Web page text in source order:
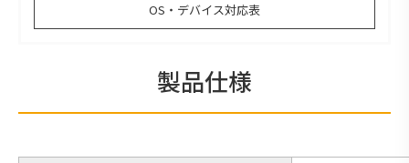
OS・デバイス対応表
製品仕様